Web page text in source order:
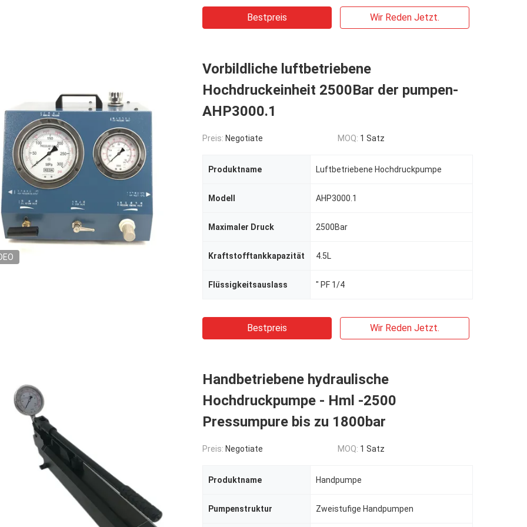
Bestpreis Wir Reden Jetzt.
Vorbildliche luftbetriebene
Hochdruckeinheit 2500Bar der pumpen-
AHP3000.1
Preis: Negotiate MOQ: 1 Satz
Produktname Luftbetriebene Hochdruckpumpe
Modell AHP3000.1
Maximaler Druck 2500Bar
Kraftstofftankkapazität 4.5L
Flüssigkeitsauslass ″ PF 1/4
Bestpreis Wir Reden Jetzt.
Handbetriebene hydraulische
Hochdruckpumpe - Hml -2500
Pressumpure bis zu 1800bar
Preis: Negotiate MOQ: 1 Satz
Produktname Handpumpe
Pumpenstruktur Zweistufige Handpumpen